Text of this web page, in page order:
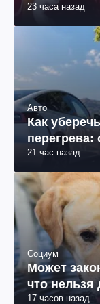
23 часа назад
Авто
Как
21 час назад
Социум
Может
что нельзя
17 часов назад